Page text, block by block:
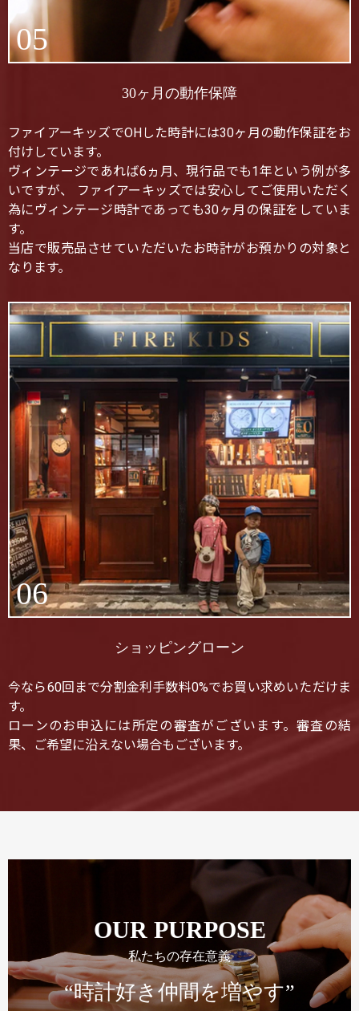
05
30ヶ月の動作保障
ファイアーキッズでOHした時計には30ヶ月の動作保証をお
付けしています。
ヴィンテージであれば6ヵ月、現行品でも1年という例が多
いですが、 ファイアーキッズでは安心してご使用いただく
為にヴィンテージ時計であっても30ヶ月の保証をしていま
す。
当店で販売品させていただいたお時計がお預かりの対象と
なります。
06
ショッピングローン
今なら60回まで分割金利手数料0%でお買い求めいただけま
す。
ローンのお申込には所定の審査がございます。審査の結
果、ご希望に沿えない場合もございます。
OUR PURPOSE
私たちの存在意義
“時計好き仲間を増やす”